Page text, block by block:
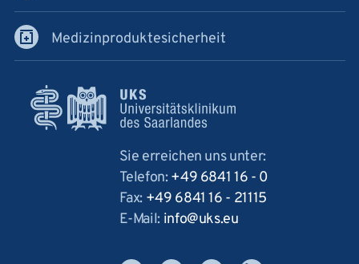
Medizinproduktesicherheit
Sie erreichen uns unter:
Telefon:+49 6841 16 - 0
Fax: +49 6841 16 - 21115
E-Mail: info ukseu